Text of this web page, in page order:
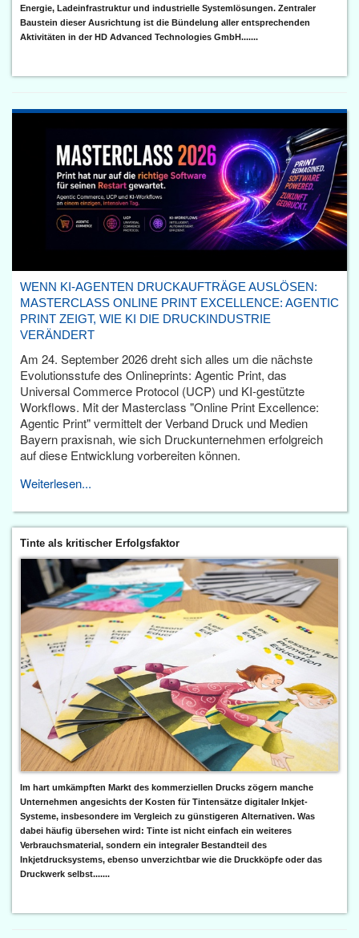
Energie, Ladeinfrastruktur und industrielle Systemlösungen. Zentraler
Baustein dieser Ausrichtung ist die Bündelung aller entsprechenden
Aktivitäten in der HD Advanced Technologies GmbH.......
WENN KI-AGENTEN DRUCKAUFTRÄGE AUSLÖSEN:
MASTERCLASS ONLINE PRINT EXCELLENCE: AGENTIC
PRINT ZEIGT, WIE KI DIE DRUCKINDUSTRIE
VERÄNDERT
Am 24. September 2026 dreht sich alles um die nächste
Evolutionsstufe des Onlineprints: Agentic Print, das
Universal Commerce Protocol (UCP) und KI-gestützte
Workflows. Mit der Masterclass "Online Print Excellence:
Agentic Print" vermittelt der Verband Druck und Medien
Bayern praxisnah, wie sich Druckunternehmen erfolgreich
auf diese Entwicklung vorbereiten können.
Weiterlesen...
Tinte als kritischer Erfolgsfaktor
Im hart umkämpften Markt des kommerziellen Drucks zögern manche
Unternehmen angesichts der Kosten für Tintensätze digitaler Inkjet-
Systeme, insbesondere im Vergleich zu günstigeren Alternativen. Was
dabei häufig übersehen wird: Tinte ist nicht einfach ein weiteres
Verbrauchsmaterial, sondern ein integraler Bestandteil des
Inkjetdrucksystems, ebenso unverzichtbar wie die Druckköpfe oder das
Druckwerk selbst.......